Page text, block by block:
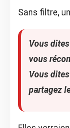
Sans filtre,
Vous
vous
Vous
partagez